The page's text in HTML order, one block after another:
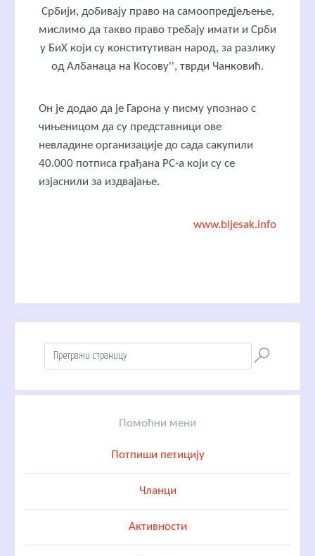
Србији, добивају право на самоопредјељење,
мислимо да такво право требају имати и Срби
у БиХ који су конститутиван народ, за разлику
од Албанаца на Косову'', тврди Чанковић.
Он је додао да је Гарона у писму упознао с
чињеницом да су представници ове
невладине организације до сада сакупили
40.000 потписа грађана РС-а који су се
изјаснили за издвајање.
www.bljesak.info
Помоћни мени
Потпиши петицију
Чланци
Активности